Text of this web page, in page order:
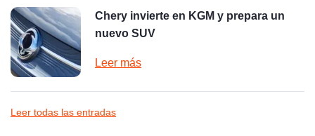
Chery invierte en KGM y prepara un
nuevo SUV
Leer más
Leer todas las entradas